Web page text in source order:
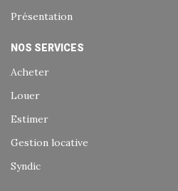
Présentation
NOS SERVICES
Acheter
Louer
Estimer
Gestion locative
Syndic